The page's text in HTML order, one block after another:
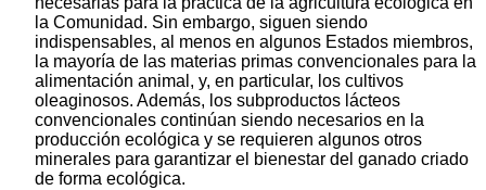
la Comunidad. Sin embargo, siguen siendo
indispensables, al menos en algunos Estados miembros,
la mayoría de las materias primas convencionales para la
alimentación animal, y, en particular, los cultivos
oleaginosos. Además, los subproductos lácteos
convencionales continúan siendo necesarios en la
producción ecológica y se requieren algunos otros
minerales para garantizar el bienestar del ganado criado
de forma ecológica.